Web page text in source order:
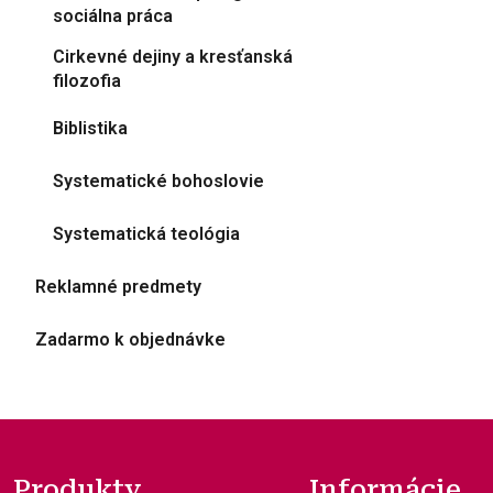
sociálna práca
Cirkevné dejiny a kresťanská
filozofia
Biblistika
Systematické bohoslovie
Systematická teológia
Reklamné predmety
Zadarmo k objednávke